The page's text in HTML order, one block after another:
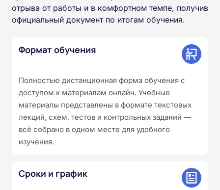
отрыва от работы и в комфортном темпе, получив
официальный документ по итогам обучения.
Формат обучения
Полностью дистанционная форма обучения с
доступом к материалам онлайн. Учебные
материалы представлены в формате текстовых
лекций, схем, тестов и контрольных заданий —
всё собрано в одном месте для удобного
изучения.
Сроки и график